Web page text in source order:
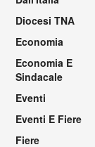
Diocesi TNA
Economia
Economia E
Sindacale
Eventi
Eventi E Fiere
Fiere